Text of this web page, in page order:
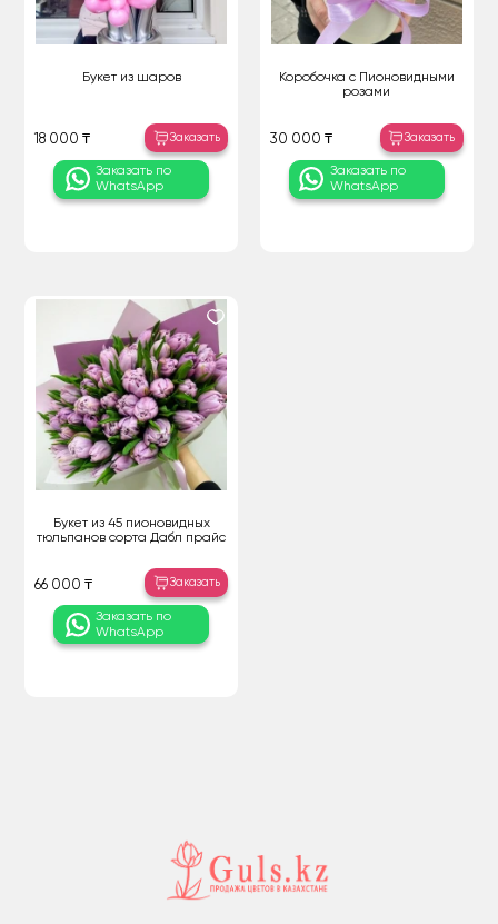
Букет из шаров
18 000 ₸ Заказать
Заказать по
WhatsApp
Коробочка с Пионовидными
розами
30 000 ₸ Заказать
Заказать по
WhatsApp
Букет из 45 пионовидных
тюльпанов сорта Дабл прайс
66 000 ₸ Заказать
Заказать по
WhatsApp